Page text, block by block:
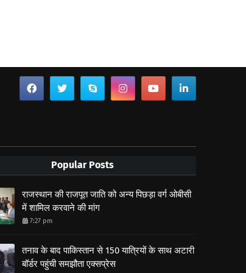
Popular Posts
राजस्थान की राजपूत जाति को अन्य पिछड़ा वर्ग ओबीसी
में शामिल करवाने की मांग
7:27 pm
तनाव के बाद पाकिस्तान से 150 यात्रियों के साथ अटारी
बॉर्डर पहुंची समझौता एक्सप्रेस